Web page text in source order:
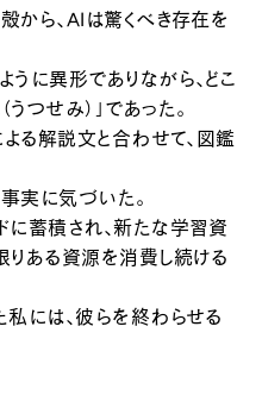
から、AIは驚くべき存在を
うに異形でありながら、どこ
つせみ）」であった。
る解説文と合わせて、図鑑
実に気づいた。
に蓄積され、新たな学習資
りある資源を消費し続ける
私には、彼らを終わらせる